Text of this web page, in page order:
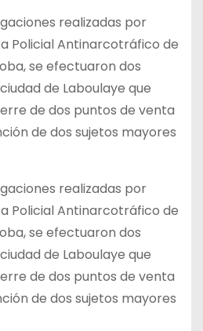
realizadas por
Policial Antinarcotráfico de
se efectuaron dos
de Laboulaye que
de dos puntos de venta
de dos sujetos mayores
realizadas por
Policial Antinarcotráfico de
se efectuaron dos
de Laboulaye que
de dos puntos de venta
de dos sujetos mayores